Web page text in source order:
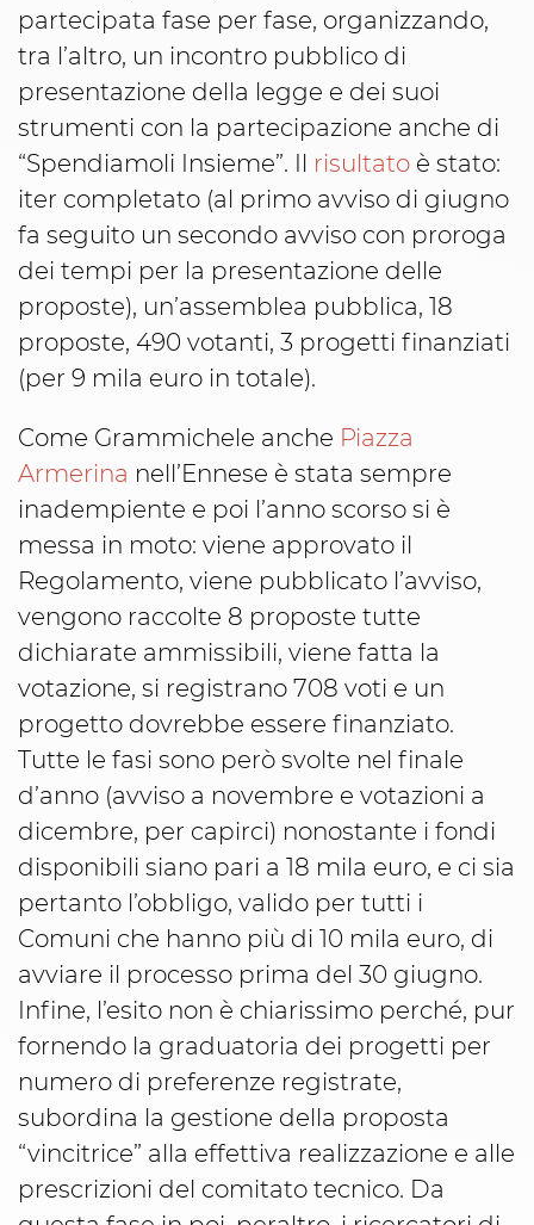
partecipata fase per fase, organizzando,
tra l’altro, un incontro pubblico di
presentazione della legge e dei suoi
strumenti con la partecipazione anche di
“Spendiamoli Insieme”. Il risultato è stato:
iter completato (al primo avviso di giugno
fa seguito un secondo avviso con proroga
dei tempi per la presentazione delle
proposte), un’assemblea pubblica, 18
proposte, 490 votanti, 3 progetti finanziati
(per 9 mila euro in totale).
Come Grammichele anche Piazza
Armerina nell’Ennese è stata sempre
inadempiente e poi l’anno scorso si è
messa in moto: viene approvato il
Regolamento, viene pubblicato l’avviso,
vengono raccolte 8 proposte tutte
dichiarate ammissibili, viene fatta la
votazione, si registrano 708 voti e un
progetto dovrebbe essere finanziato.
Tutte le fasi sono però svolte nel finale
d’anno (avviso a novembre e votazioni a
dicembre, per capirci) nonostante i fondi
disponibili siano pari a 18 mila euro, e ci sia
pertanto l’obbligo, valido per tutti i
Comuni che hanno più di 10 mila euro, di
avviare il processo prima del 30 giugno.
Infine, l’esito non è chiarissimo perché, pur
fornendo la graduatoria dei progetti per
numero di preferenze registrate,
subordina la gestione della proposta
“vincitrice” alla effettiva realizzazione e alle
prescrizioni del comitato tecnico. Da